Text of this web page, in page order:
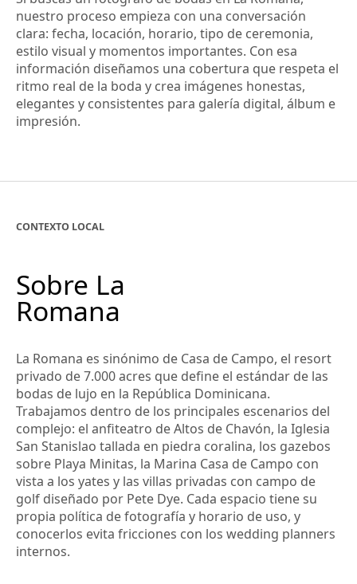
nuestro proceso empieza con una conversación
clara: fecha, locación, horario, tipo de ceremonia,
estilo visual y momentos importantes. Con esa
información diseñamos una cobertura que respeta el
ritmo real de la boda y crea imágenes honestas,
elegantes y consistentes para galería digital, álbum e
impresión.
CONTEXTO LOCAL
Sobre La
Romana
La Romana es sinónimo de Casa de Campo, el resort
privado de 7.000 acres que define el estándar de las
bodas de lujo en la República Dominicana.
Trabajamos dentro de los principales escenarios del
complejo: el anfiteatro de Altos de Chavón, la Iglesia
San Stanislao tallada en piedra coralina, los gazebos
sobre Playa Minitas, la Marina Casa de Campo con
vista a los yates y las villas privadas con campo de
golf diseñado por Pete Dye. Cada espacio tiene su
propia política de fotografía y horario de uso, y
conocerlos evita fricciones con los wedding planners
internos.